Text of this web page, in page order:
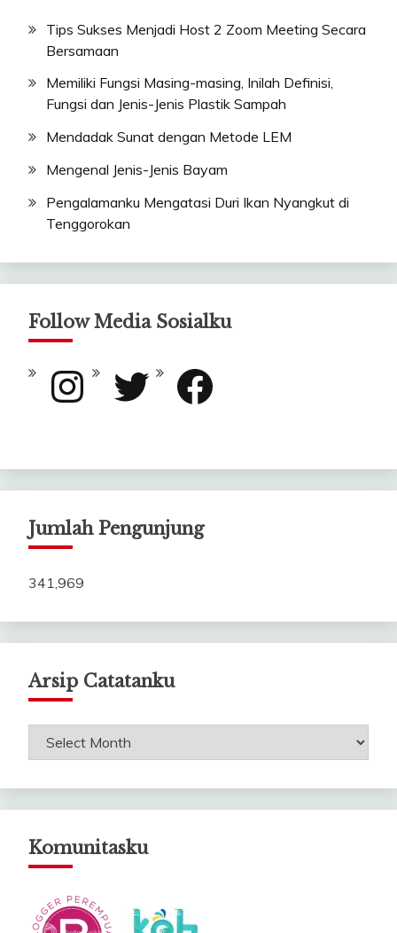
Tips Sukses Menjadi Host 2 Zoom Meeting Secara
Bersamaan
Memiliki Fungsi Masing-masing, Inilah Definisi,
Fungsi dan Jenis-Jenis Plastik Sampah
Mendadak Sunat dengan Metode LEM
Mengenal Jenis-Jenis Bayam
Pengalamanku Mengatasi Duri Ikan Nyangkut di
Tenggorokan
Follow Media Sosialku
Instagram Twitter Facebook
Jumlah Pengunjung
341,969
Arsip Catatanku
Arsip
Komunitasku